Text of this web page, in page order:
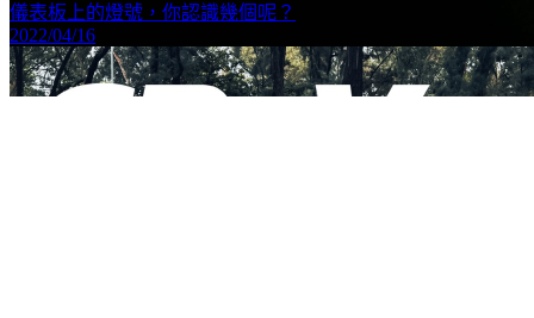
儀表板上的燈號，你認識幾個呢？
2022/04/16